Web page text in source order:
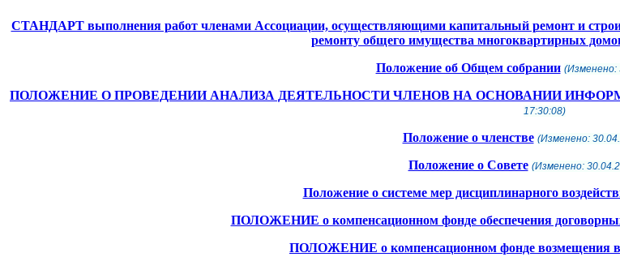
СТАНДАРТ выполнения работ членами Ассоциации, осуществляющими капитальный ремонт и
ремонту общего имущества многоквартирных
Положение об Общем собрании (Изменено:
ПОЛОЖЕНИЕ О ПРОВЕДЕНИИ АНАЛИЗА ДЕЯТЕЛЬНОСТИ ЧЛЕНОВ НА ОСНОВАНИИ
17:30:08)
Положение о членстве (Изменено:
Положение о Совете (Изменено:
Положение о системе мер дисциплинарного
ПОЛОЖЕНИЕ о компенсационном фонде обеспечения договорных
ПОЛОЖЕНИЕ о компенсационном фонде возмещения